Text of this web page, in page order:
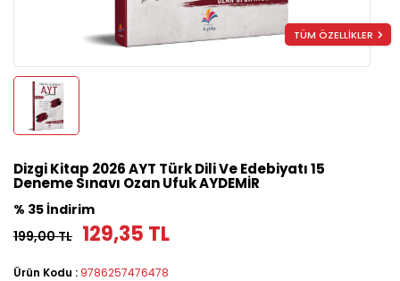
TÜM ÖZELLİKLER
Dizgi Kitap 2026 AYT Türk Dili Ve Edebiyatı 15
Deneme Sınavı Ozan Ufuk AYDEMİR
% 35 İndirim
199,00 TL 129,35 TL
Ürün Kodu : 9786257476478